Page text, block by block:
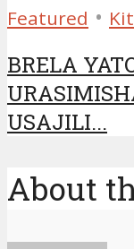
Featured •
BRELA
USAJILI...
About